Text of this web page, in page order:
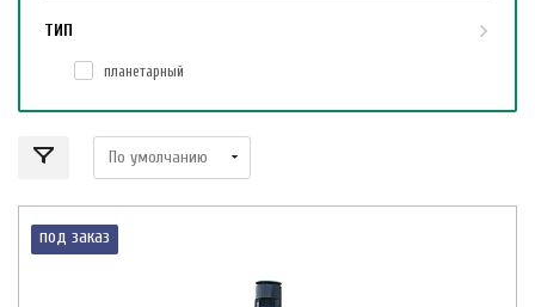
под заказ
ТИП
планетарный